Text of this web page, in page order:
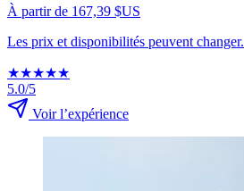
À partir de 167,39 $US
Les prix et disponibilités peuvent changer.
★★★★★
5.0/5
Voir l’expérience